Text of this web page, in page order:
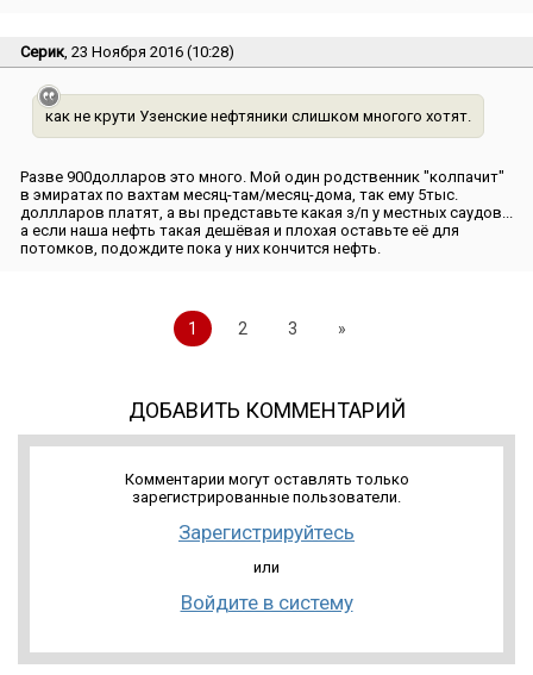
Серик , 23 Ноября 2016 (10:28)
как не крути Узенские нефтяники слишком многого хотят.
Разве 900долларов это много. Мой один родственник ″колпачит″
в эмиратах по вахтам месяц-там/месяц-дома, так ему 5тыс.
доллларов платят, а вы представьте какая з/п у местных саудов...
а если наша нефть такая дешёвая и плохая оставьте её для
потомков, подождите пока у них кончится нефть.
1 2 3 »
ДОБАВИТЬ КОММЕНТАРИЙ
Комментарии могут оставлять только
зарегистрированные пользователи.
Зарегистрируйтесь
или
Войдите в систему